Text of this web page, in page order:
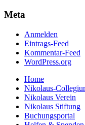
Meta
Anmelden
Eintrags-Feed
Kommentar-Feed
WordPress.org
Home
Nikolaus-
Nikolaus Verein
Nikolaus Stiftung
Buchungsportal